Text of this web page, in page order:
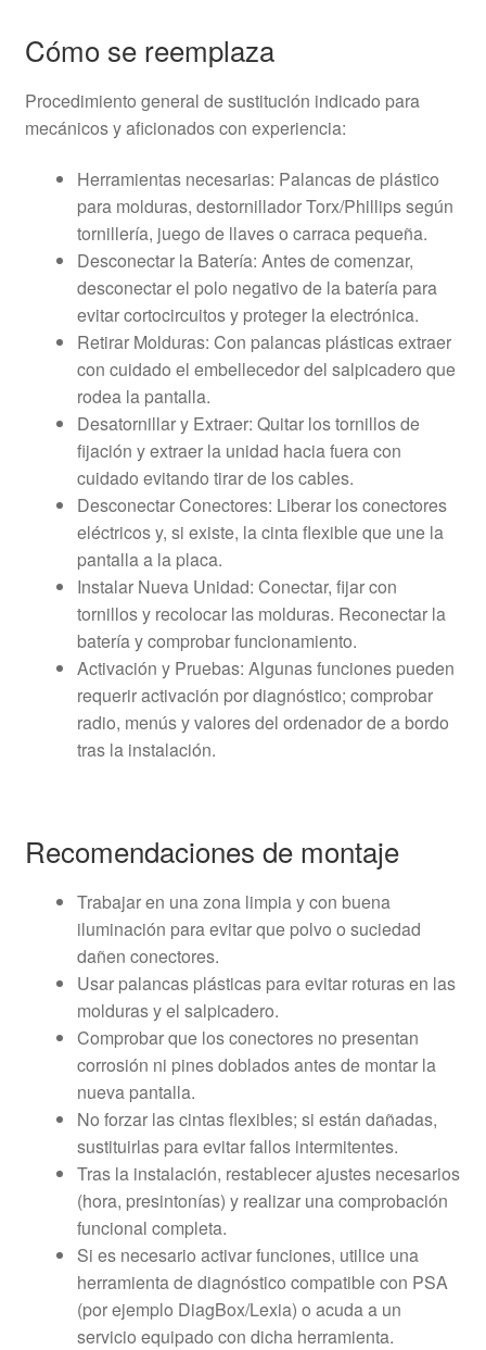
Cómo se reemplaza
Procedimiento general de sustitución indicado para
mecánicos y aficionados con experiencia:
Herramientas necesarias: Palancas de plástico
para molduras, destornillador Torx/Phillips según
tornillería, juego de llaves o carraca pequeña.
Desconectar la Batería: Antes de comenzar,
desconectar el polo negativo de la batería para
evitar cortocircuitos y proteger la electrónica.
Retirar Molduras: Con palancas plásticas extraer
con cuidado el embellecedor del salpicadero que
rodea la pantalla.
Desatornillar y Extraer: Quitar los tornillos de
fijación y extraer la unidad hacia fuera con
cuidado evitando tirar de los cables.
Desconectar Conectores: Liberar los conectores
eléctricos y, si existe, la cinta flexible que une la
pantalla a la placa.
Instalar Nueva Unidad: Conectar, fijar con
tornillos y recolocar las molduras. Reconectar la
batería y comprobar funcionamiento.
Activación y Pruebas: Algunas funciones pueden
requerir activación por diagnóstico; comprobar
radio, menús y valores del ordenador de a bordo
tras la instalación.
Recomendaciones de montaje
Trabajar en una zona limpia y con buena
iluminación para evitar que polvo o suciedad
dañen conectores.
Usar palancas plásticas para evitar roturas en las
molduras y el salpicadero.
Comprobar que los conectores no presentan
corrosión ni pines doblados antes de montar la
nueva pantalla.
No forzar las cintas flexibles; si están dañadas,
sustituirlas para evitar fallos intermitentes.
Tras la instalación, restablecer ajustes necesarios
(hora, presintonías) y realizar una comprobación
funcional completa.
Si es necesario activar funciones, utilice una
herramienta de diagnóstico compatible con PSA
(por ejemplo DiagBox/Lexia) o acuda a un
servicio equipado con dicha herramienta.